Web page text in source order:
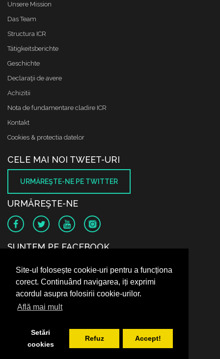
Site-ul folosește cookie-uri pentru a funcționa
corect. Continuând navigarea, iți exprimi
acordul asupra folosirii cookie-urilor.
Află mai mult
Setări
cookies
Refuz Accept!
Unsere Mission
Das Team
Structura ICR
Tätigkeitsberichte
Geschichte
Declaraţii de avere
Achizitii
Nota de fundamentare cladire ICR
Kontakt
Cookies & protectia datelor
CELE MAI NOI TWEET-URI
URMĂREŞTE-NE PE TWITTER
URMĂREŞTE-NE
SUNTEM PE FACEBOOK